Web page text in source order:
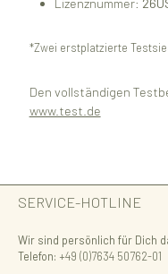
*Zwei erstplatzierte
Den vollständigen
www.test.de
SERVICE-HOTLINE
Wir sind persönlich für Dich
Telefon: +49 (0)7634 50762-01